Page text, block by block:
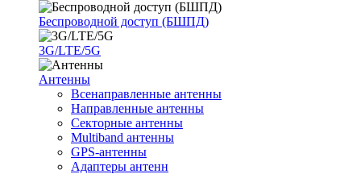
Беспроводной доступ (БШПД)
3G/LTE/5G
Антенны
Всенаправленные антенны
Направленные антенны
Секторные антенны
Multiband антенны
GPS-антенны
Адаптеры антенн